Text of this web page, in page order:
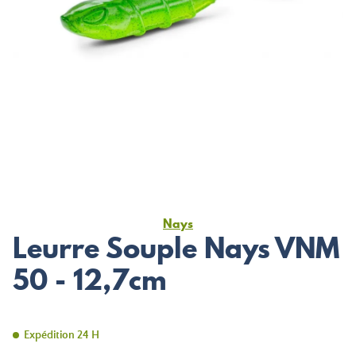
Nays
Leurre Souple Nays VNM
50 - 12,7cm
Expédition 24 H